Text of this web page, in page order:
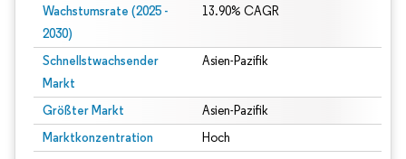
Wachstumsrate (2025 -
2030)
13.90% CAGR
Schnellstwachsender
Markt
Asien-Pazifik
Größter Markt Asien-Pazifik
Marktkonzentration Hoch